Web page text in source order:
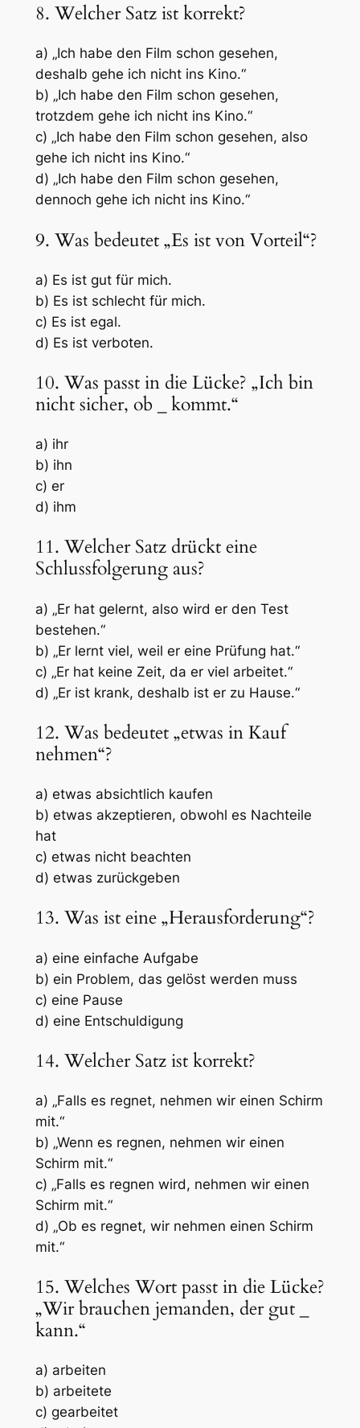
8. Welcher Satz ist korrekt?
a) „Ich habe den Film schon gesehen,
deshalb gehe ich nicht ins Kino.“
b) „Ich habe den Film schon gesehen,
trotzdem gehe ich nicht ins Kino.“
c) „Ich habe den Film schon gesehen, also
gehe ich nicht ins Kino.“
d) „Ich habe den Film schon gesehen,
dennoch gehe ich nicht ins Kino.“
9. Was bedeutet „Es ist von Vorteil“?
a) Es ist gut für mich.
b) Es ist schlecht für mich.
c) Es ist egal.
d) Es ist verboten.
10. Was passt in die Lücke? „Ich bin
nicht sicher, ob
kommt.“
a) ihr
b) ihn
c) er
d) ihm
11. Welcher Satz drückt eine
Schlussfolgerung aus?
a) „Er hat gelernt, also wird er den Test
bestehen.“
b) „Er lernt viel, weil er eine Prüfung hat.“
c) „Er hat keine Zeit, da er viel arbeitet.“
d) „Er ist krank, deshalb ist er zu Hause.“
12. Was bedeutet „etwas in Kauf
nehmen“?
a) etwas absichtlich kaufen
b) etwas akzeptieren, obwohl es Nachteile
hat
c) etwas nicht beachten
d) etwas zurückgeben
13. Was ist eine „Herausforderung“?
a) eine einfache Aufgabe
b) ein Problem, das gelöst werden muss
c) eine Pause
d) eine Entschuldigung
14. Welcher Satz ist korrekt?
a) „Falls es regnet, nehmen wir einen Schirm
mit.“
b) „Wenn es regnen, nehmen wir einen
Schirm mit.“
c) „Falls es regnen wird, nehmen wir einen
Schirm mit.“
d) „Ob es regnet, wir nehmen einen Schirm
mit.“
15. Welches Wort passt in die Lücke?
„Wir brauchen jemanden, der gut
kann.“
a) arbeiten
b) arbeitete
c) gearbeitet